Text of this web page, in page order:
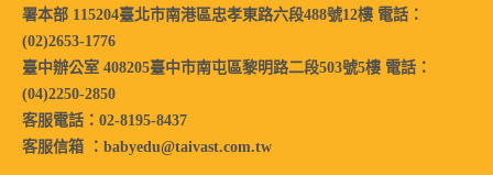
署本部 115204臺北市南港區忠孝東路六段488號12樓 電話：
(02)2653-1776
臺中辦公室 408205臺中市南屯區黎明路二段503號5樓 電話：
(04)2250-2850
客服電話：02-8195-8437
客服信箱 ：babyedu@taivast.com.tw